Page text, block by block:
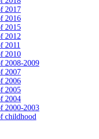
2017
2016
2015
2012
2011
2010
2008-2009
2007
2006
2005
2004
2000-2003
childhood